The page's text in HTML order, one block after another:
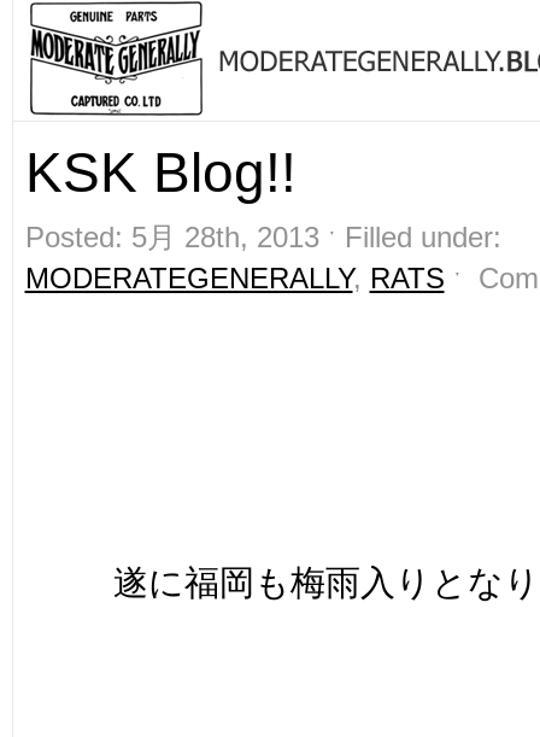
KSK Blog!!
Posted: 5月 28th, 2013 ˑ Filled under:
MODERATEGENERALLY, RATS ˑ
遂に福岡も梅雨入りとな